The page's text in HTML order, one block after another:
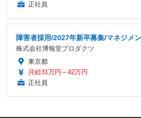
正社員
障害者採用/2027年新卒募集/マネジメ
株式会社博報堂プロダクツ
東京都
月給31万円～42万円
正社員